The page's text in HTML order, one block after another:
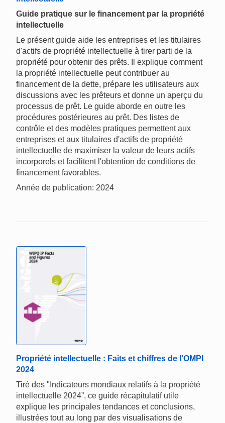
Guide pratique sur le financement par la propriété
intellectuelle
Le présent guide aide les entreprises et les titulaires
d'actifs de propriété intellectuelle à tirer parti de la
propriété pour obtenir des prêts. Il explique comment
la propriété intellectuelle peut contribuer au
financement de la dette, prépare les utilisateurs aux
discussions avec les prêteurs et donne un aperçu du
processus de prêt. Le guide aborde en outre les
procédures postérieures au prêt. Des listes de
contrôle et des modèles pratiques permettent aux
entreprises et aux titulaires d'actifs de propriété
intellectuelle de maximiser la valeur de leurs actifs
incorporels et facilitent l'obtention de conditions de
financement favorables.
Année de publication: 2024
Propriété intellectuelle : Faits et chiffres de l'OMPI
2024
Tiré des "Indicateurs mondiaux relatifs à la propriété
intellectuelle 2024”, ce guide récapitulatif utile
explique les principales tendances et conclusions,
illustrées tout au long par des visualisations de